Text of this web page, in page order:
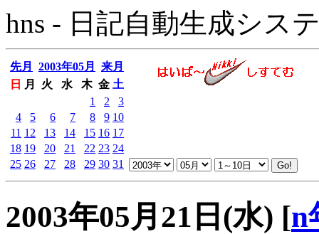
hns - 日記自動生成シス
先月 2003年05月
来月
日
月 火 水 木 金 土
1
2
3
4
5 6 7 8 9 10
11 12 13 14 15 16 17
18 19 20 21 22 23 24
25 26 27 28 29 30 31
2003年05月21日(水) [n